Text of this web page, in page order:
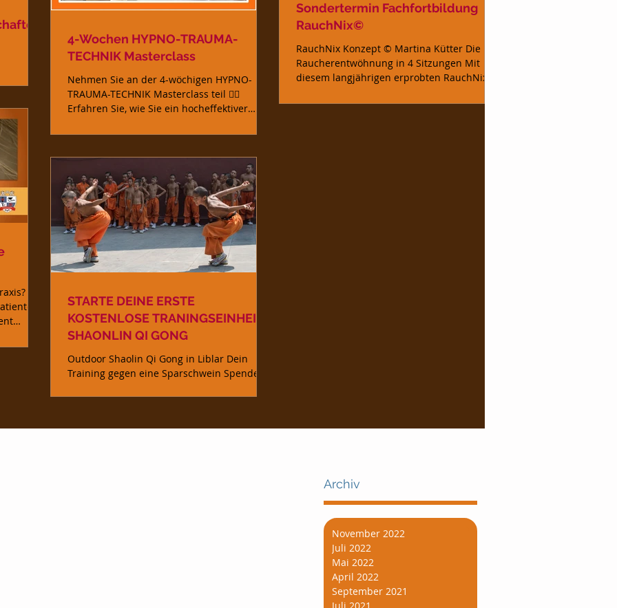
4-Wochen HYPNO-TRAUMA-
TECHNIK Masterclass
Nehmen Sie an der 4-wöchigen HYPNO-
TRAUMA-TECHNIK Masterclass teil 👉🏼
Erfahren Sie, wie Sie ein hocheffektiver
Sondertermin Fachfortbildung
RauchNix©
RauchNix Konzept © Martina Kütter Die
Raucherentwöhnung in 4 Sitzungen Mit
diesem langjährigen erprobten RauchNix
STARTE DEINE ERSTE
KOSTENLOSE TRANINGSEINHEIT
SHAONLIN QI GONG
Outdoor Shaolin Qi Gong in Liblar Dein
Training gegen eine Sparschwein Spende:
Archiv
November 2022
Juli 2022
Mai 2022
April 2022
September 2021